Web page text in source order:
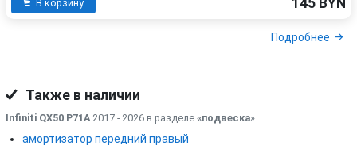
В корзину 145 BYN
Подробнее
Также в наличии
Infiniti QX50 P71A 2017 - 2026 в разделе «подвеска»
амортизатор передний правый